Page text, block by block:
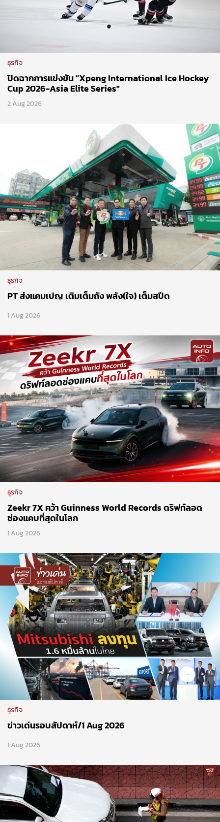
ธุรกิจ
ปิดฉากการแข่งขัน "Xpeng International Ice Hockey
Cup 2026-Asia Elite Series"
2 Aug 2026
ธุรกิจ
PT ส่งแคมเปญ เติมเต็มถัง พลัง(ใจ) เต็มสปีด
1 Aug 2026
ธุรกิจ
Zeekr 7X คว้า Guinness World Records ดริฟท์ลอด
ช่องแคบที่สุดในโลก
1 Aug 2026
ธุรกิจ
ข่าวเด่นรอบสัปดาห์/1 Aug 2026
1 Aug 2026